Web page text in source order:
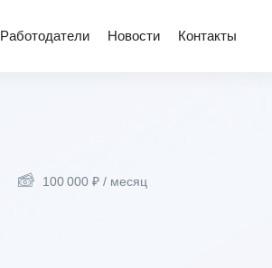
Работодатели Новости Контакты
100 000 ₽ / месяц